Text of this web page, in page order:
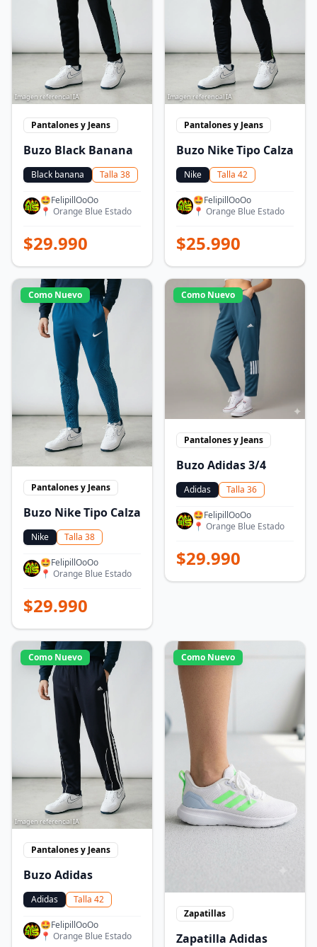
Imagen referencial IA
Pantalones y Jeans
Buzo Black Banana
Black banana Talla 38
🤩FelipillOoOo
📍 Orange Blue Estado
$29.990
Imagen referencial IA
Pantalones y Jeans
Buzo Nike Tipo Calza
Nike Talla 42
🤩FelipillOoOo
📍 Orange Blue Estado
$25.990
Como Nuevo
Pantalones y Jeans
Buzo Nike Tipo Calza
Nike Talla 38
🤩FelipillOoOo
📍 Orange Blue Estado
$29.990
Como Nuevo
Pantalones y Jeans
Buzo Adidas 3/4
Adidas Talla 36
🤩FelipillOoOo
📍 Orange Blue Estado
$29.990
Imagen referencial IA
Como Nuevo
Pantalones y Jeans
Buzo Adidas
Adidas Talla 42
🤩FelipillOoOo
📍 Orange Blue Estado
Como Nuevo
Zapatillas
Zapatilla Adidas